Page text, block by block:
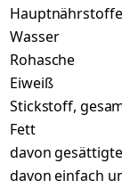
Hauptnährstoffe
Wasser
Rohasche
Eiweiß
Stickstoff,
Fett
davon
davon einfach